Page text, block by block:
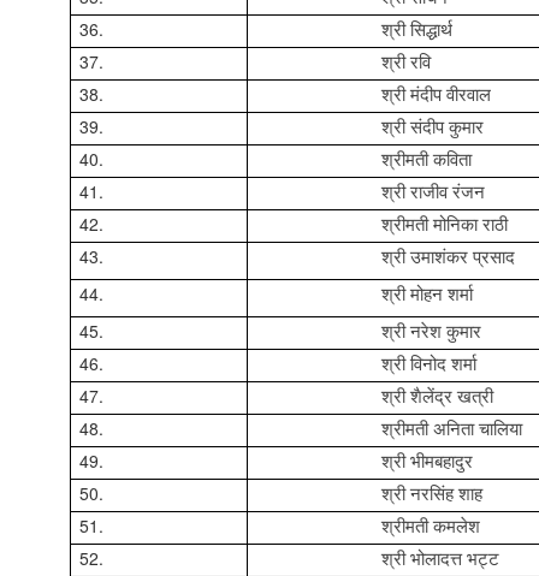
36. श्री सिद्धार्थ
37. श्री रवि
38. श्री मंदीप वीरवाल
39. श्री संदीप कुमार
40. श्रीमती कविता
41. श्री राजीव रंजन
42. श्रीमती मोनिका राठी
43. श्री उमाशंकर प्रसाद
44. श्री मोहन शर्मा
45. श्री नरेश कुमार
46. श्री विनोद शर्मा
47. श्री शैलेंद्र खत्री
48. श्रीमती अनिता चालिया
49. श्री भीमबहादुर
50. श्री नरसिंह शाह
51. श्रीमती कमलेश
52. श्री भोलादत्त भट्ट